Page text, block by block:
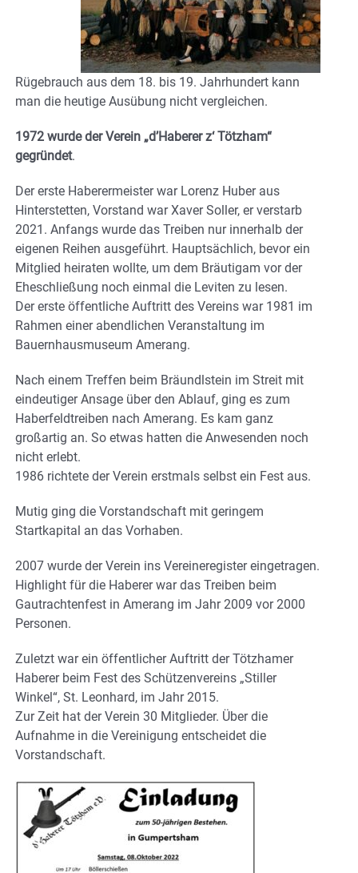
Rügebrauch aus dem 18. bis 19. Jahrhundert kann
man die heutige Ausübung nicht vergleichen.
1972 wurde der Verein „d’Haberer z‘ Tötzham“
gegründet.
Der erste Haberermeister war Lorenz Huber aus
Hinterstetten, Vorstand war Xaver Soller, er verstarb
2021. Anfangs wurde das Treiben nur innerhalb der
eigenen Reihen ausgeführt. Hauptsächlich, bevor ein
Mitglied heiraten wollte, um dem Bräutigam vor der
Eheschließung noch einmal die Leviten zu lesen.
Der erste öffentliche Auftritt des Vereins war 1981 im
Rahmen einer abendlichen Veranstaltung im
Bauernhausmuseum Amerang.
Nach einem Treffen beim Bräundlstein im Streit mit
eindeutiger Ansage über den Ablauf, ging es zum
Haberfeldtreiben nach Amerang. Es kam ganz
großartig an. So etwas hatten die Anwesenden noch
nicht erlebt.
1986 richtete der Verein erstmals selbst ein Fest aus.
Mutig ging die Vorstandschaft mit geringem
Startkapital an das Vorhaben.
2007 wurde der Verein ins Vereineregister eingetragen.
Highlight für die Haberer war das Treiben beim
Gautrachtenfest in Amerang im Jahr 2009 vor 2000
Personen.
Zuletzt war ein öffentlicher Auftritt der Tötzhamer
Haberer beim Fest des Schützenvereins „Stiller
Winkel“, St. Leonhard, im Jahr 2015.
Zur Zeit hat der Verein 30 Mitglieder. Über die
Aufnahme in die Vereinigung entscheidet die
Vorstandschaft.